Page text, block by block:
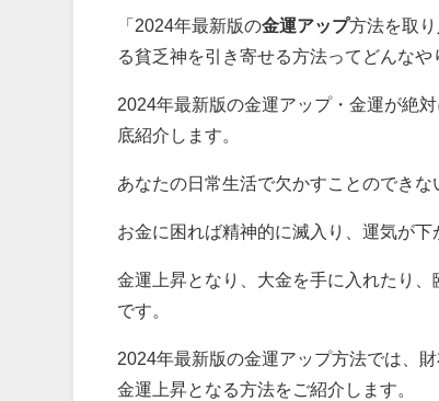
「2024年最新版の金運アップ方法を取
る貧乏神を引き寄せる方法ってどんな
2024年最新版の金運アップ・金運が絶
底紹介します。
あなたの日常生活で欠かすことのでき
お金に困れば精神的に滅入り、運気が下
金運上昇となり、大金を手に入れたり
です。
2024年最新版の金運アップ方法では、
金運上昇となる方法をご紹介します。